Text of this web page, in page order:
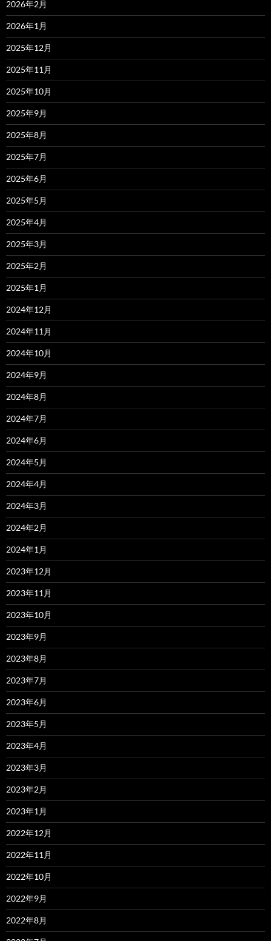
2026年2月
2026年1月
2025年12月
2025年11月
2025年10月
2025年9月
2025年8月
2025年7月
2025年6月
2025年5月
2025年4月
2025年3月
2025年2月
2025年1月
2024年12月
2024年11月
2024年10月
2024年9月
2024年8月
2024年7月
2024年6月
2024年5月
2024年4月
2024年3月
2024年2月
2024年1月
2023年12月
2023年11月
2023年10月
2023年9月
2023年8月
2023年7月
2023年6月
2023年5月
2023年4月
2023年3月
2023年2月
2023年1月
2022年12月
2022年11月
2022年10月
2022年9月
2022年8月